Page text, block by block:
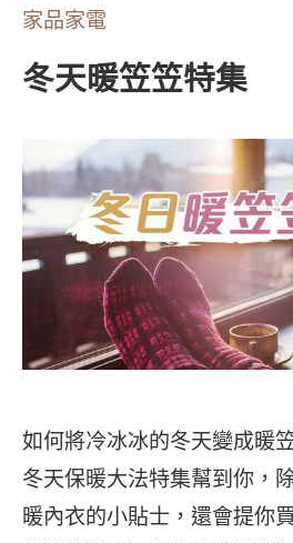
家品家電
冬天暖笠笠特集
如何將冷冰冰的冬天變成暖
冬天保暖大法特集幫到你，
暖內衣的小貼士，還會提你